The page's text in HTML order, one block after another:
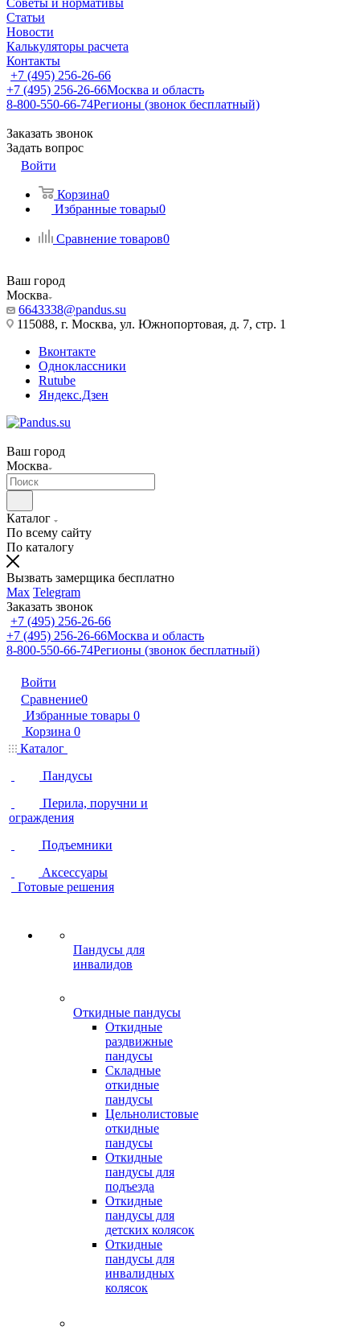
Советы и нормативы
Статьи
Новости
Калькуляторы расчета
Контакты
+7 (495) 256-26-66
+7 (495) 256-26-66Москва и область
8-800-550-66-74Регионы (звонок бесплатный)
Заказать звонок
Задать вопрос
Войти
Корзина0
Избранные товары0
Сравнение товаров0
Ваш город
Москва
6643338@pandus.su
115088, г. Москва, ул. Южнопортовая, д. 7, стр. 1
Вконтакте
Одноклассники
Rutube
Яндекс.Дзен
Ваш город
Москва
Каталог
По всему сайту
По каталогу
Вызвать замерщика бесплатно
Max Telegram
Заказать звонок
+7 (495) 256-26-66
+7 (495) 256-26-66Москва и область
8-800-550-66-74Регионы (звонок бесплатный)
Войти
Сравнение0
Избранные товары 0
Корзина 0
Каталог
Пандусы
Перила, поручни и
ограждения
Подъемники
Аксессуары
Готовые решения
Пандусы для
инвалидов
Откидные пандусы
Откидные
раздвижные
пандусы
Складные
откидные
пандусы
Цельнолистовые
откидные
пандусы
Откидные
пандусы для
подъезда
Откидные
пандусы для
детских колясок
Откидные
пандусы для
инвалидных
колясок